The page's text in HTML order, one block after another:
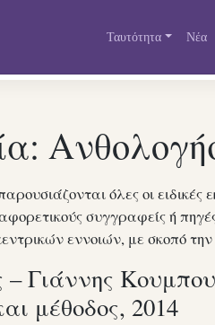
Ταυτότητα Νέα
όλες οι
συγγραφείς ή
εννοιών, με σκοπό
Γιάννης
μέθοδος, 2014